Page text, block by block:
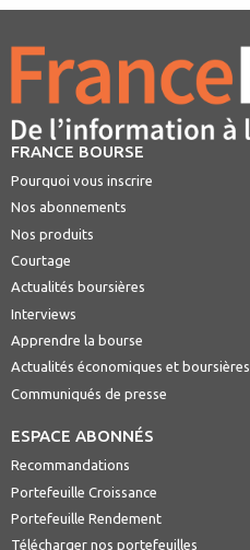
FRANCE BOURSE
Pourquoi vous inscrire
Nos abonnements
Nos produits
Courtage
Actualités boursières
Interviews
Apprendre la bourse
Actualités économiques et boursières
Communiqués de presse
ESPACE ABONNÉS
Recommandations
Portefeuille Croissance
Portefeuille Rendement
Télécharger nos portefeuilles